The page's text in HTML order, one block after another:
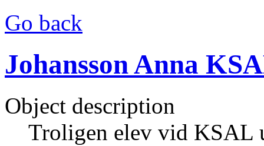
Go back
Johansson Anna
Object description
Troligen elev vid KSAL